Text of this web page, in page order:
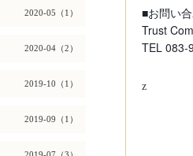
2020-05（1）
2020-04（2）
2019-10（1）
2019-09（1）
■お問い
Trust
TEL
z